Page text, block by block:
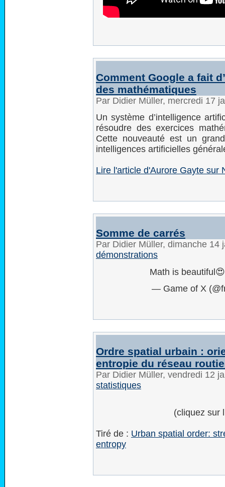
Comment Google a fait
des mathématiques
Par Didier Müller, mercredi 17
Un système d’intelligence
résoudre des exercices
Cette nouveauté est un
intelligences artificielles
Lire l'article d'Aurore Gayte sur
Somme de carrés
Par Didier Müller, dimanche 14
démonstrations
Math is
— Game of X
Ordre spatial urbain :
entropie du réseau
Par Didier Müller, vendredi 12
statistiques
(cliquez sur
Tiré de : Urban spatial order:
entropy